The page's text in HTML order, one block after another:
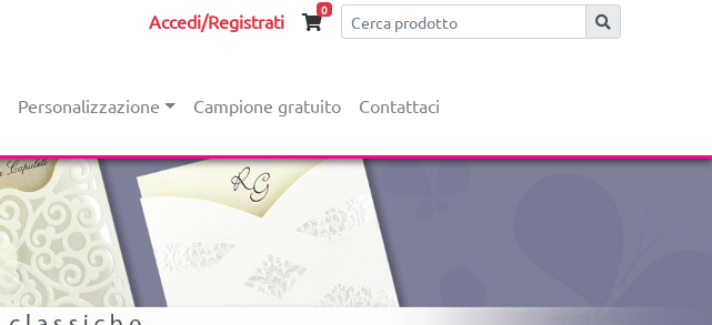
Accedi/Registrati
0
Personalizzazione Campione gratuito Contattaci